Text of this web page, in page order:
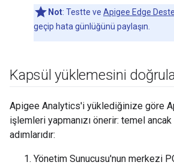
Not: Testte ve Apigee Edge
geçip hata günlüğünü paylaşın.
Kapsül yüklemesini
Apigee Analytics'i yüklediğinize göre
işlemleri yapmanızı önerir: temel
adımlarıdır:
Yönetim Sunucusu'nun merkezi